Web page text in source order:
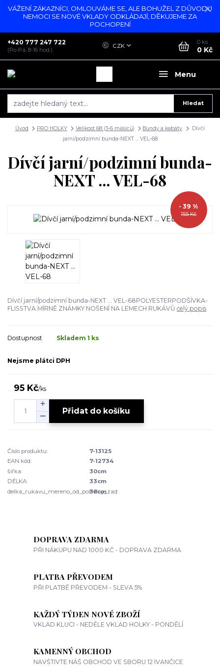
VÁŽENÍ ZÁKAZNÍCI, OMLOUVÁME SE, ALE BOHUŽEL Z DŮVODU
NEMOCI SE NOVÉ VKLADY ODKLÁDAJÍ, DĚKUJEME ZA
POCHOPENÍ
Menu
CZK
Hledat
+420 777 247 722
(Po-Pá, 8-16 hod.)
0 ks
0 Kč
Úvod PRO HOLKY Velikost 68 (3-6 měsíců) Bundy a kabáty
Dívčí
jarní/podzimní bunda-NEXT ... VEL-68
Dívčí jarní/podzimní bunda-
NEXT ... VEL-68
155 Kč
- 39 %
Dívčí jarní/podzimní bunda-NEXT ... VEL-68POLYESTERPODŠÍVKA-
FLISSTVA.MÍRNĚ ZNÁMKY NOŠENÍ NA LEMECH RUKÁVŮ celý popis
Dostupnost Skladem 1 ks
Nejsme plátci DPH
95 Kč/ks
Přidat do košíku
Číslo produktu:
7-13125
EAN kód:
7-12734
šířka:
30cm
DÉLKA:
33cm
delka_rukavu_mereno_od_poloviny_zad:
38cm
DOPRAVA ZDARMA
PŘI NÁKUPU NAD 1000 KČ - DOPRAVA ZDARMA
PLATBA PŘEVODEM
PŘI PLATBĚ PŘEVODEM - SLEVA 5%
KAŽDÝ TÝDEN NOVÉ ZBOŽÍ
VKLAD KLUCI - NEDĚLE VKLAD HOLKY - PONDĚLÍ
KAMENNÝ OBCHOD
NAVŠTIVTE NÁŠ OBCHOD VE SBORU 12 IVANČICE